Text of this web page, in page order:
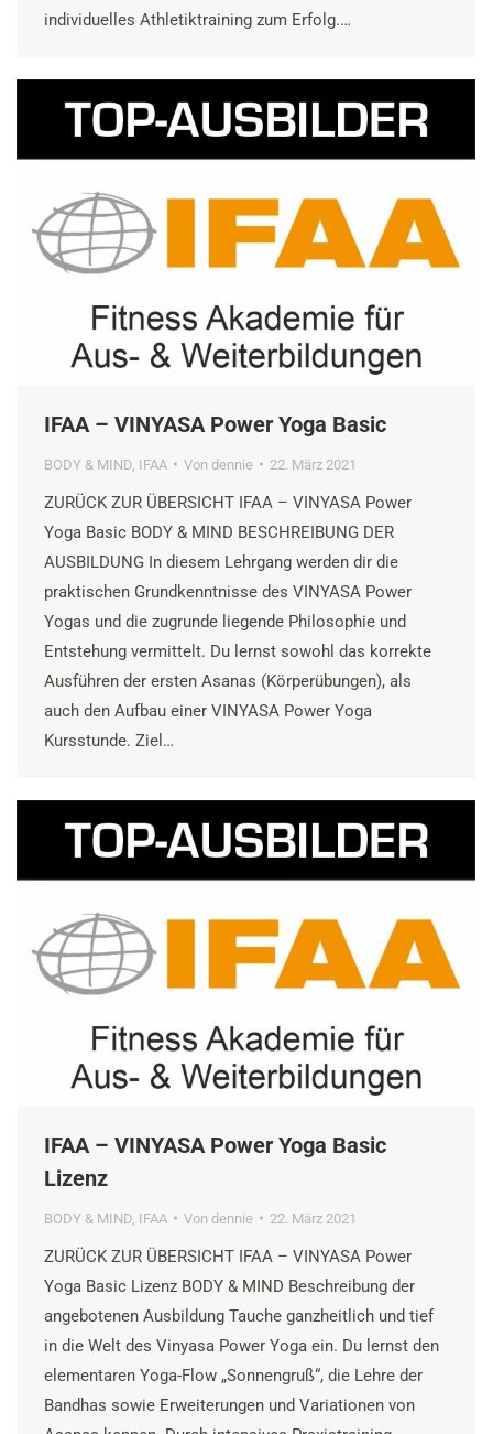
individuelles Athletiktraining zum Erfolg.…
IFAA – VINYASA Power Yoga Basic
BODY & MIND IFAA Von dennie 22. März 2021
ZURÜCK ZUR ÜBERSICHT IFAA – VINYASA Power
Yoga Basic BODY & MIND BESCHREIBUNG DER
AUSBILDUNG In diesem Lehrgang werden dir die
praktischen Grundkenntnisse des VINYASA Power
Yogas und die zugrunde liegende Philosophie und
Entstehung vermittelt. Du lernst sowohl das korrekte
Ausführen der ersten Asanas (Körperübungen), als
auch den Aufbau einer VINYASA Power Yoga
Kursstunde. Ziel…
IFAA – VINYASA Power Yoga Basic
Lizenz
BODY & MIND IFAA Von dennie 22. März 2021
ZURÜCK ZUR ÜBERSICHT IFAA – VINYASA Power
Yoga Basic Lizenz BODY & MIND Beschreibung der
angebotenen Ausbildung Tauche ganzheitlich und tief
in die Welt des Vinyasa Power Yoga ein. Du lernst den
elementaren Yoga-Flow „Sonnengruß“, die Lehre der
Bandhas sowie Erweiterungen und Variationen von